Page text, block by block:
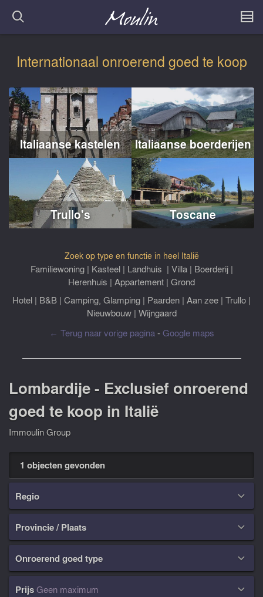
Internationaal onroerend goed te koop
Italiaanse kastelen Italiaanse boerderijen
Trullo's Toscane
Zoek op type en functie in heel Italië
Familiewoning| Kasteel| Landhuis | Villa| Boerderij|
Herenhuis | Appartement | Grond
Hotel | B&B | Camping, Glamping | Paarden | Aan zee | Trullo |
Nieuwbouw | Wijngaard
← Terug naar vorige pagina-Google maps
Lombardije - Exclusief onroerend
goed te koop in Italië
Immoulin Group
1 objecten gevonden
Regio 
Provincie / Plaats 
Onroerend goed type 
PrijsGeen maximum 